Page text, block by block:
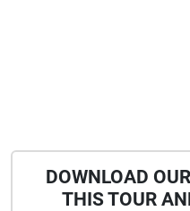
DOWNLOAD
THIS TOUR